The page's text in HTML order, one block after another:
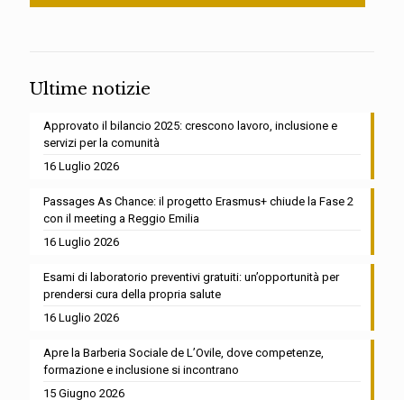
Ultime notizie
Approvato il bilancio 2025: crescono lavoro, inclusione e
servizi per la comunità
16 Luglio 2026
Passages As Chance: il progetto Erasmus+ chiude la Fase 2
con il meeting a Reggio Emilia
16 Luglio 2026
Esami di laboratorio preventivi gratuiti: un’opportunità per
prendersi cura della propria salute
16 Luglio 2026
Apre la Barberia Sociale de L’Ovile, dove competenze,
formazione e inclusione si incontrano
15 Giugno 2026